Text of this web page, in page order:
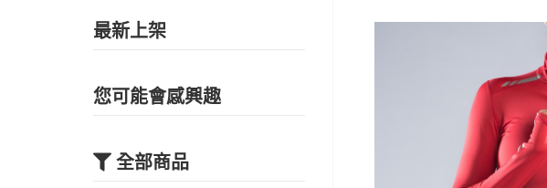
最新上架
您可能會感興趣
全部商品